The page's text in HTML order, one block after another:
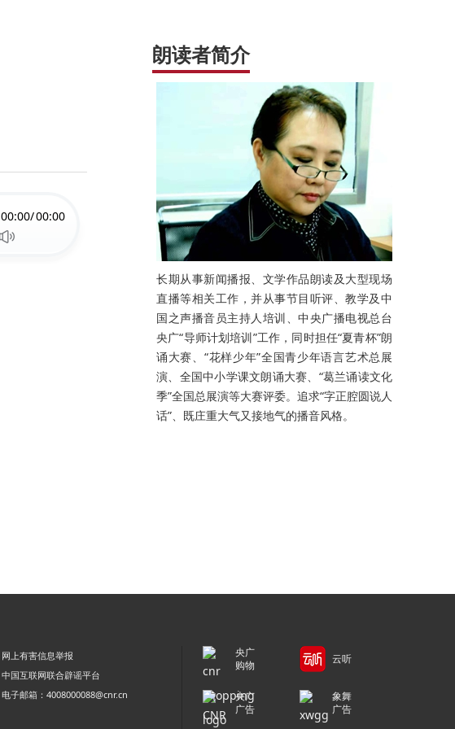
00:00/00:00
朗读者简介
长期从事新闻播报、文学作品朗读及大型现场
直播等相关工作，并从事节目听评、教学及中
国之声播音员主持人培训、中央广播电视总台
央广“导师计划培训”工作，同时担任“夏青杯”朗
诵大赛、“花样少年”全国青少年语言艺术总展
演、全国中小学课文朗诵大赛、“葛兰诵读文化
季”全国总展演等大赛评委。追求“字正腔圆说人
话”、既庄重大气又接地气的播音风格。
网上有害信息举报
中国互联网联合辟谣平台
电子邮箱：4008000088@cnr.cn
央广
购物
云听
央广
广告
象舞
广告